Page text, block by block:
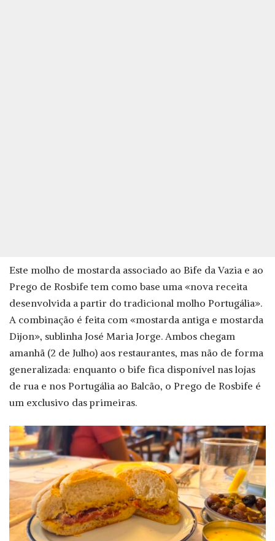
Este molho de mostarda associado ao Bife da Vazia e ao
Prego de Rosbife tem como base uma «nova receita
desenvolvida a partir do tradicional molho Portugália».
A combinação é feita com «mostarda antiga e mostarda
Dijon», sublinha José Maria Jorge. Ambos chegam
amanhã (2 de Julho) aos restaurantes, mas não de forma
generalizada: enquanto o bife fica disponível nas lojas
de rua e nos Portugália ao Balcão, o Prego de Rosbife é
um exclusivo das primeiras.